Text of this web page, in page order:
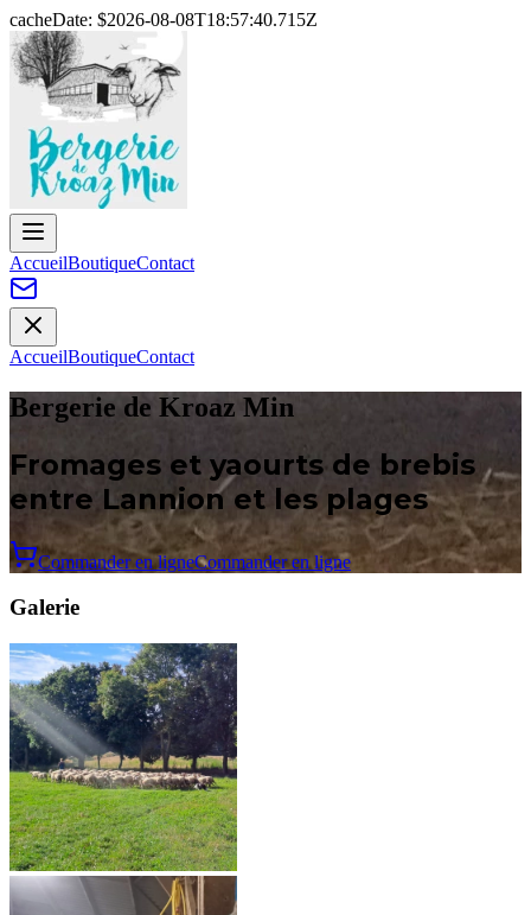
cacheDate: $2026-08-08T18:57:40.715Z
AccueilBoutiqueContact
AccueilBoutiqueContact
Bergerie de Kroaz Min
Fromages et yaourts de brebis
entre Lannion et les plages
Commander en ligneCommander en ligne
Galerie